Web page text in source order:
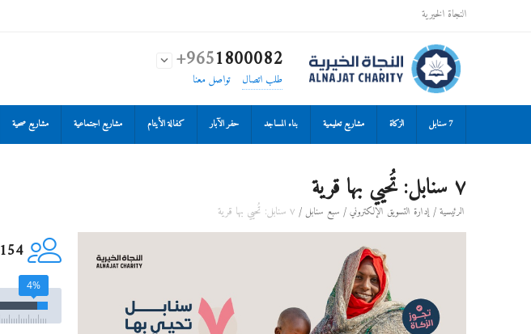
النجاة الخيرية
+9651800082

طلب اتصال تواصل معنا
7 سنابل الزكاة مشاريع تعليمية بناء المساجد حفر الآبار كفالة الأيتام مشاريع اجتماعية مشاريع صحية
٧ سنابل: تُحيي بها قرية
الرئيسية/إدارة التسويق الإلكتروني/ سبع سنابل/ ٧ سنابل: تُحيي بها قرية
154
4%